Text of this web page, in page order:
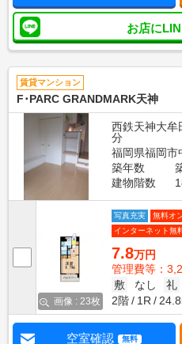
お店に
賃貸マンション
F･PARC GRANDMARK天神
西鉄天神大牟
分
福岡県福岡市
築年数
建物階数
画像 : 23枚
写真充実
無料オ
インターネット無
7.8万円
管理費等：
敷
なし 礼
2階
1R
空室確認 無料